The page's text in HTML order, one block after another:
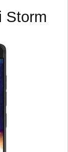
Storm